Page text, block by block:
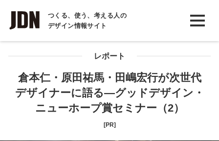
つくる、使う、考える人の
デザイン情報サイト
INTERVIEW
インタビュー
REPORT
COLUMN
コラム
レポート
倉本仁・原田祐馬・田嶋宏行が次世代
デザイナーに語る―グッドデザイン・
ニューホープ賞セミナー（2）
[PR]